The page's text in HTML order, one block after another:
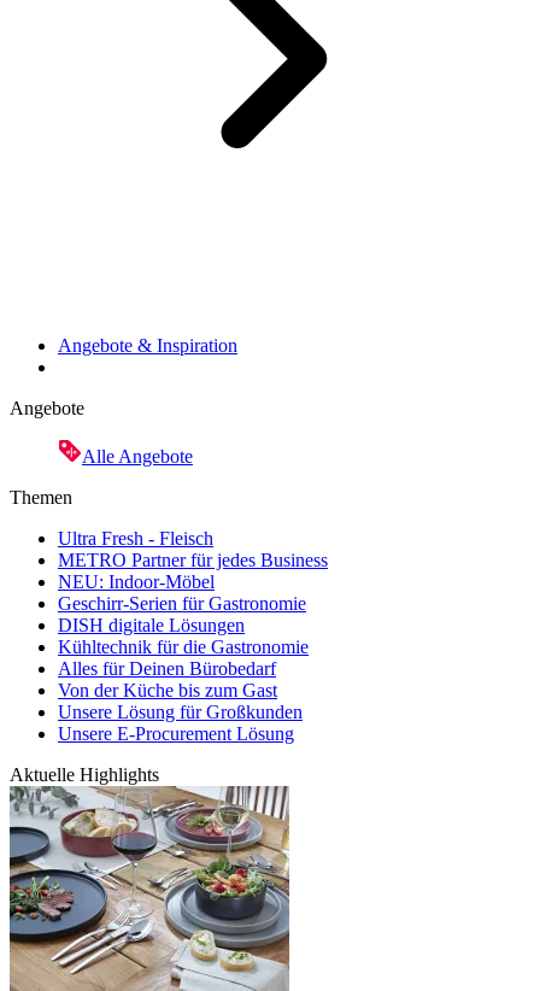
Angebote & Inspiration
Angebote
Alle Angebote
Themen
Ultra Fresh - Fleisch
METRO Partner für jedes Business
NEU: Indoor-Möbel
Geschirr-Serien für Gastronomie
DISH digitale Lösungen
Kühltechnik für die Gastronomie
Alles für Deinen Bürobedarf
Von der Küche bis zum Gast
Unsere Lösung für Großkunden
Unsere E-Procurement Lösung
Aktuelle Highlights